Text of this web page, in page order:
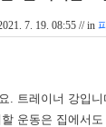
7. 19. 08:55 // in
. 트레이너 강입니
운동은 집에서